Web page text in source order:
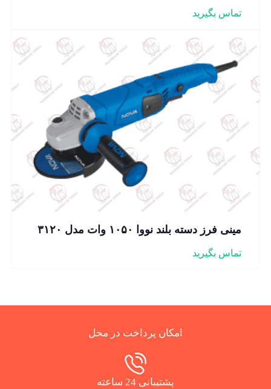
تماس بگیرید
مینی فرز دسته بلند نووا ۱۰۵۰ وات مدل ۳۱۲۰
تماس بگیرید
امکان پرداخت در محل
پشتیبانی 24 ساعته